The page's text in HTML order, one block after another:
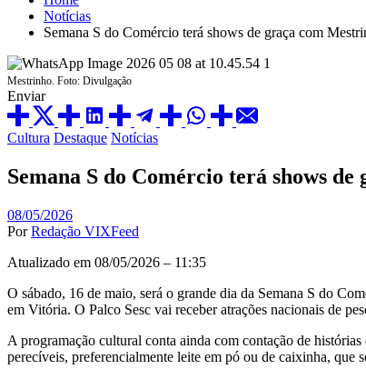
Notícias
Semana S do Comércio terá shows de graça com
Mestrinho. Foto: Divulgação
Enviar
Cultura Destaque Notícias
Semana S do Comércio terá shows
08/05/2026
Por Redação VIXFeed
Atualizado em 08/05/2026 – 11:35
O sábado, 16 de maio, será o grande dia da Semana S do
em Vitória. O Palco Sesc vai receber atrações nacionais de
A programação cultural conta ainda com contação de
perecíveis, preferencialmente leite em pó ou de caixinha, que